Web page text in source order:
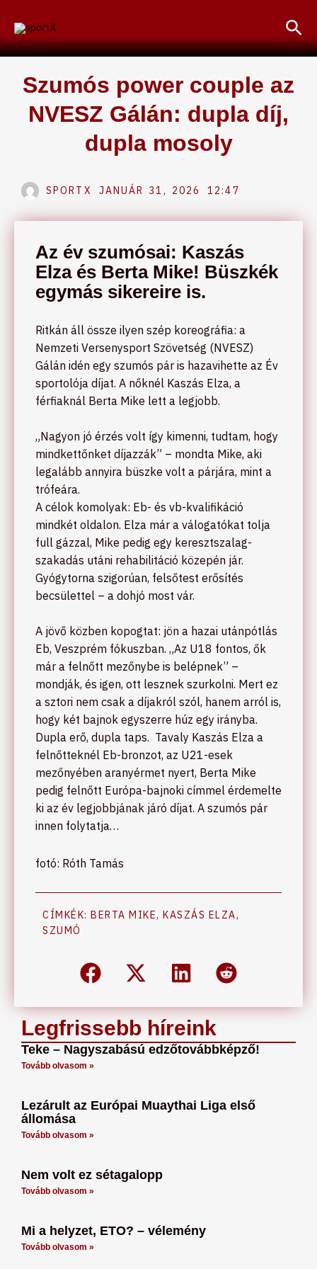
content
Szumós power couple az
NVESZ Gálán: dupla díj,
dupla mosoly
SPORTX JANUÁR 31, 2026 12:47
Legfrissebb híreink
Teke – Nagyszabású edzőtovábbképző!
Tovább olvasom »
Lezárult az Európai Muaythai Liga első
állomása
Tovább olvasom »
Nem volt ez sétagalopp
Tovább olvasom »
Mi a helyzet, ETO? – vélemény
Tovább olvasom »
Az év szumósai: Kaszás
Elza és Berta Mike! Büszkék
egymás sikereire is.
Ritkán áll össze ilyen szép koreográfia: a
Nemzeti Versenysport Szövetség (NVESZ)
Gálán idén egy szumós pár is hazavihette az Év
sportolója díjat. A nőknél Kaszás Elza, a
férfiaknál Berta Mike lett a legjobb.
„Nagyon jó érzés volt így kimenni, tudtam, hogy
mindkettőnket díjazzák” – mondta Mike, aki
legalább annyira büszke volt a párjára, mint a
trófeára.
A célok komolyak: Eb- és vb-kvalifikáció
mindkét oldalon. Elza már a válogatókat tolja
full gázzal, Mike pedig egy keresztszalag-
szakadás utáni rehabilitáció közepén jár.
Gyógytorna szigorúan, felsőtest erősítés
becsülettel – a dohjó most vár.
A jövő közben kopogtat: jön a hazai utánpótlás
Eb, Veszprém fókuszban. „Az U18 fontos, ők
már a felnőtt mezőnybe is belépnek” –
mondják, és igen, ott lesznek szurkolni. Mert ez
a sztori nem csak a díjakról szól, hanem arról is,
hogy két bajnok egyszerre húz egy irányba.
Dupla erő, dupla taps. Tavaly Kaszás Elza a
felnőtteknél Eb-bronzot, az U21-esek
mezőnyében aranyérmet nyert, Berta Mike
pedig felnőtt Európa-bajnoki címmel érdemelte
ki az év legjobbjának járó díjat. A szumós pár
innen folytatja…
fotó: Róth Tamás
CÍMKÉK: BERTA MIKE, KASZÁS ELZA,
SZUMÓ